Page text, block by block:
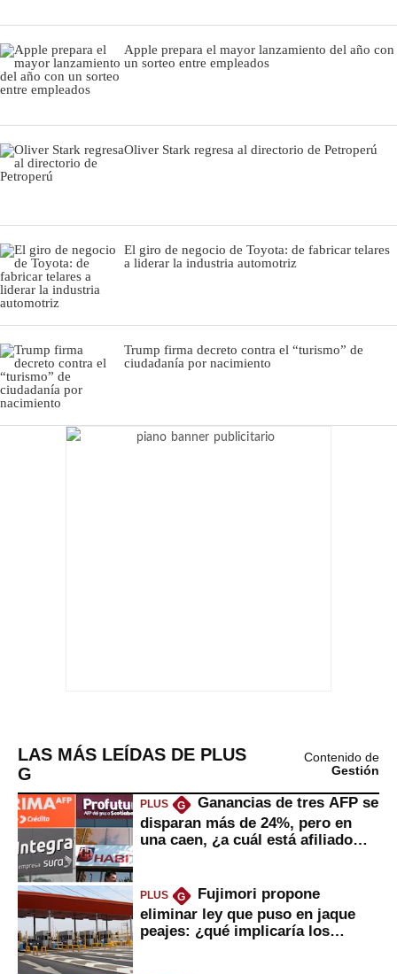
Apple prepara el mayor lanzamiento del año con
un sorteo entre empleados
Oliver Stark regresa al directorio de Petroperú
El giro de negocio de Toyota: de fabricar telares
a liderar la industria automotriz
Trump firma decreto contra el “turismo” de
ciudadanía por nacimiento
LAS MÁS LEÍDAS DE PLUS
G
Contenido de
Gestión
PLUS G
Ganancias de tres AFP se
disparan más de 24%, pero en
una caen, ¿a cuál está afiliado
PLUS G
Fujimori propone
eliminar ley que puso en jaque
peajes: ¿qué implicaría los